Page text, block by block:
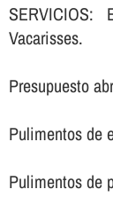
Vacarisses.
Presupuesto
Pulimentos de
Pulimentos de